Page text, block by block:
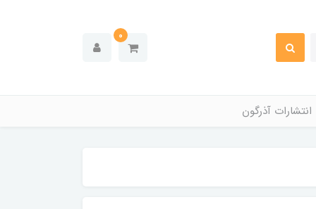
0
انتشارات آذرگون